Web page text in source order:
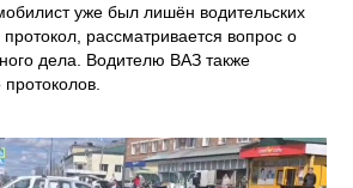
уже был лишён водительских
рассматривается вопрос о
дела. Водителю ВАЗ также